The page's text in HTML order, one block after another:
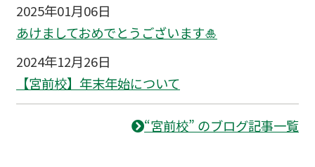
2025年01月06日
あけましておめでとうございます🎍
2024年12月26日
【宮前校】年末年始について
“宮前校” のブログ記事一覧